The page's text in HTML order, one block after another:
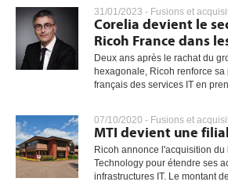
31/01/2023 - Fusions et
Corelia devient le
Ricoh France dans
Deux ans après le rachat du
hexagonale, Ricoh renforce
français des services IT en
07/10/2020 - Fusions et
MTI devient une
Ricoh annonce l'acquisition du
Technology pour étendre ses
infrastructures IT. Le montant